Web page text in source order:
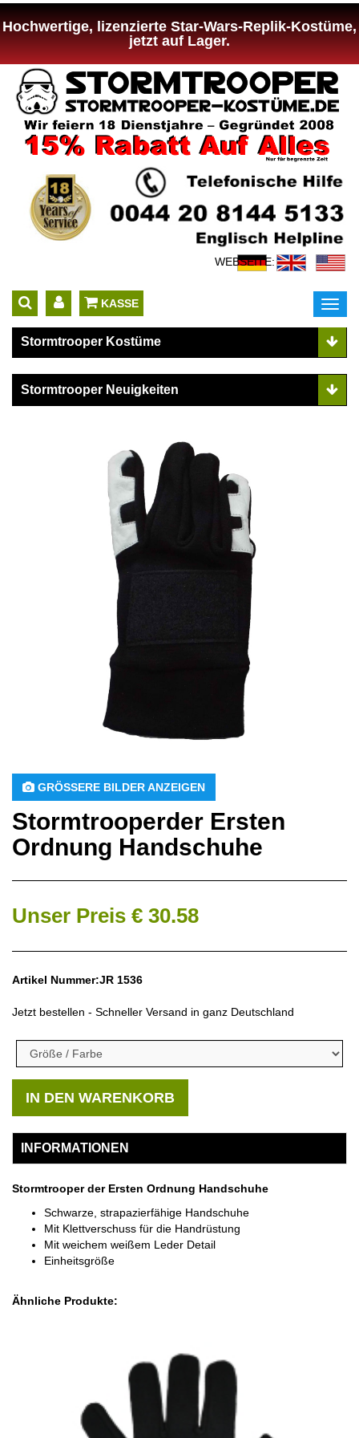
Hochwertige, lizenzierte Star-Wars-Replik-Kostüme,
jetzt auf Lager.
WEBSEITE:
KASSE
Stormtrooper Kostüme
Stormtrooper Neuigkeiten
GRÖSSERE BILDER ANZEIGEN
Stormtrooperder Ersten
Ordnung Handschuhe
Unser Preis € 30.58
Artikel Nummer:JR 1536
Jetzt bestellen - Schneller Versand in ganz Deutschland
IN DEN WARENKORB
INFORMATIONEN
Stormtrooper der Ersten Ordnung Handschuhe
Schwarze, strapazierfähige Handschuhe
Mit Klettverschuss für die Handrüstung
Mit weichem weißem Leder Detail
Einheitsgröße
Ähnliche Produkte: